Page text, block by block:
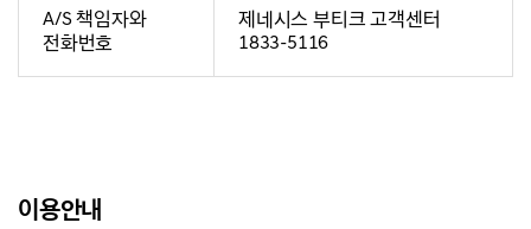
A/S 책임자와
전화번호
제네시스 부티크 고객센터
1833-5116
이용안내